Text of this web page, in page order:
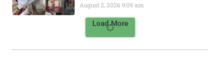
August 2, 20269:09 am
Load More